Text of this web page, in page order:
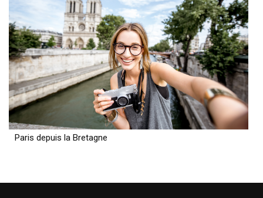
Paris depuis la Bretagne